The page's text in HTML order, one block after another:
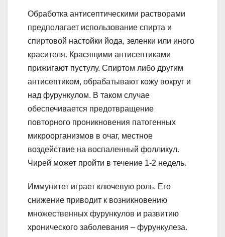
Обработка антисептическими растворами
предполагает использование спирта и
спиртовой настойки йода, зеленки или иного
красителя. Красящими антисептиками
прижигают пустулу. Спиртом либо другим
антисептиком, обрабатывают кожу вокруг и
над фурункулом. В таком случае
обеспечивается предотвращение
повторного проникновения патогенных
микроорганизмов в очаг, местное
воздействие на воспаленный фолликул.
Чирей может пройти в течение 1-2 недель.
Иммунитет играет ключевую роль. Его
снижение приводит к возникновению
множественных фурункулов и развитию
хронического заболевания – фурункулеза.